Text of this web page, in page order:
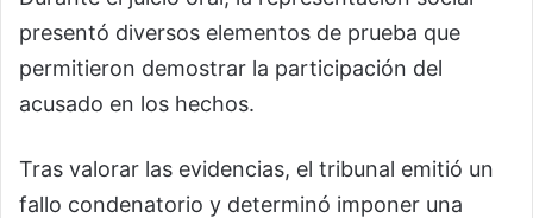
presentó diversos elementos de prueba que
permitieron demostrar la participación del
acusado en los hechos.
Tras valorar las evidencias, el tribunal emitió un
fallo condenatorio y determinó imponer una